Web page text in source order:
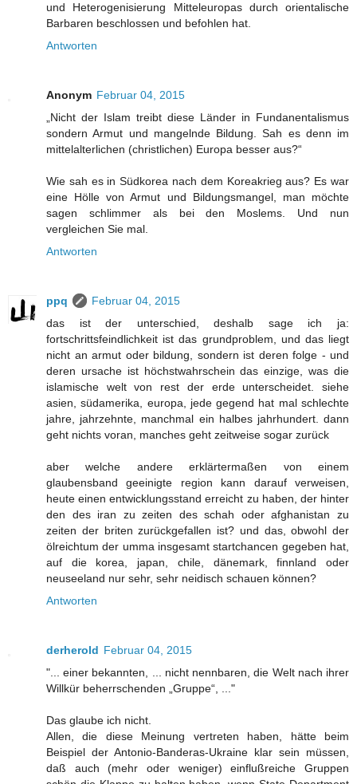
und Heterogenisierung Mitteleuropas durch orientalische
Barbaren beschlossen und befohlen hat.
Antworten
Anonym Februar 04, 2015
„Nicht der Islam treibt diese Länder in Fundanentalismus
sondern Armut und mangelnde Bildung. Sah es denn im
mittelalterlichen (christlichen) Europa besser aus?“
Wie sah es in Südkorea nach dem Koreakrieg aus? Es war
eine Hölle von Armut und Bildungsmangel, man möchte
sagen schlimmer als bei den Moslems. Und nun
vergleichen Sie mal.
Antworten
ppq
Februar 04, 2015
das ist der unterschied, deshalb sage ich ja:
fortschrittsfeindlichkeit ist das grundproblem, und das liegt
nicht an armut oder bildung, sondern ist deren folge - und
deren ursache ist höchstwahrschein das einzige, was die
islamische welt von rest der erde unterscheidet. siehe
asien, südamerika, europa, jede gegend hat mal schlechte
jahre, jahrzehnte, manchmal ein halbes jahrhundert. dann
geht nichts voran, manches geht zeitweise sogar zurück
aber welche andere erklärtermaßen von einem
glaubensband geeinigte region kann darauf verweisen,
heute einen entwicklungsstand erreicht zu haben, der hinter
den des iran zu zeiten des schah oder afghanistan zu
zeiten der briten zurückgefallen ist? und das, obwohl der
ölreichtum der umma insgesamt startchancen gegeben hat,
auf die korea, japan, chile, dänemark, finnland oder
neuseeland nur sehr, sehr neidisch schauen können?
Antworten
derherold Februar 04, 2015
"... einer bekannten, ... nicht nennbaren, die Welt nach ihrer
Willkür beherrschenden „Gruppe“, ..."
Das glaube ich nicht.
Allen, die diese Meinung vertreten haben, hätte beim
Beispiel der Antonio-Banderas-Ukraine klar sein müssen,
daß auch (mehr oder weniger) einflußreiche Gruppen